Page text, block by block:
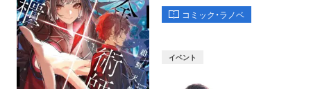
コミック・ラノベ
イベント